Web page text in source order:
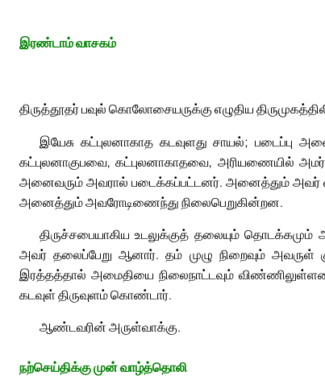
இரண்டாம் வாசகம்
திருத்தூதர் பவுல் கொலோசையருக்கு எழுதிய
இயேசு கட்புலனாகாத கடவுளது சாயல்;
கட்புலனாகுபவை, கட்புலனாகாதவை, அரியணையில்
அனைவரும் அவரால் படைக்கப்பட்டனர். அனைத்தும் அவர்
அனைத்தும் அவரோடிணைந்து நிலைபெறுகின்றன.
திருச்சபையாகிய உடலுக்குத் தலையும்
அவர் தலைப்பேறு ஆனார். தம் முழு நிறைவும் அவருள்
இரத்தத்தால் அமைதியை நிலைநாட்டவும்
கடவுள் திருவுளம் கொண்டார்.
ஆண்டவரின் அருள்வாக்கு.
நற்செய்திக்கு முன் வாழ்த்தொலி